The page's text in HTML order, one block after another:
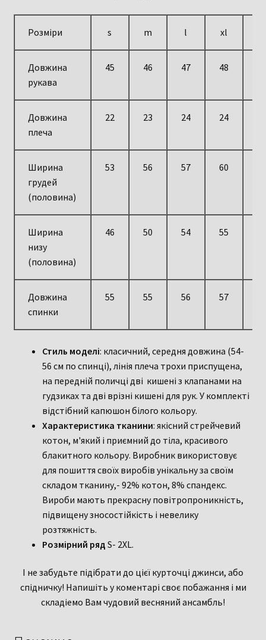
Розміри s m l xl
Довжина
рукава
45 46 47 48
Довжина
плеча
22 23 24 24
Ширина
грудей
(половина)
53 56 57 60
Ширина
низу
(половина)
46 50 54 55
Довжина
спинки
55 55 56 57
Стиль моделі: класичний, середня довжина (54-
56 см по спинці), лінія плеча трохи приспущена,
на передній поличці дві кишені з клапанами на
гудзиках та дві врізні кишені для рук. У комплекті
відстібний капюшон білого кольору.
Характеристика тканини: якісний стрейчевий
котон, м'який і приємний до тіла, красивого
блакитного кольору. Виробник використовує
для пошиття своїх виробів унікальну за своїм
складом тканину,- 92% котон, 8% спандекс.
Вироби мають прекрасну повітропроникність,
підвищену зносостійкість і невелику
розтяжність.
Розмірний ряд S- 2XL.
І не забудьте підібрати до цієї курточці джинси, або
спідничку! Напишіть у коментарі своє побажання і ми
складіемо Вам чудовий весняний ансамбль!